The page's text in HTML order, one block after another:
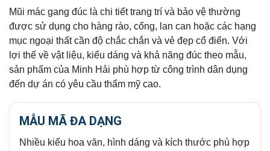
Mũi mác gang đúc là chi tiết trang trí và bảo vệ thường
được sử dụng cho hàng rào, cổng, lan can hoặc các hạng
mục ngoại thất cần độ chắc chắn và vẻ đẹp cổ điển. Với
lợi thế về vật liệu, kiểu dáng và khả năng đúc theo mẫu,
sản phẩm của Minh Hải phù hợp từ công trình dân dụng
đến dự án có yêu cầu thẩm mỹ cao.
MẪU MÃ ĐA DẠNG
Nhiều kiểu hoa văn, hình dáng và kích thước phù hợp